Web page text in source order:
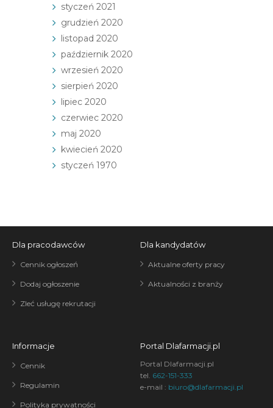
styczeń 2021
grudzień 2020
listopad 2020
październik 2020
wrzesień 2020
sierpień 2020
lipiec 2020
czerwiec 2020
maj 2020
kwiecień 2020
styczeń 1970
Dla pracodawców
Cennik ogłoszeń
Dodaj ogłoszenie
Zleć usługę rekrutacji
Dla kandydatów
Aktualne oferty pracy
Aktualności z branży
Informacje
Cennik
Regulamin
Polityka prywatności
Portal Dlafarmacji.pl
Portal Dlafarmacji.pl
tel. 662-151-333
e-mail : biuro@dlafarmacji.pl